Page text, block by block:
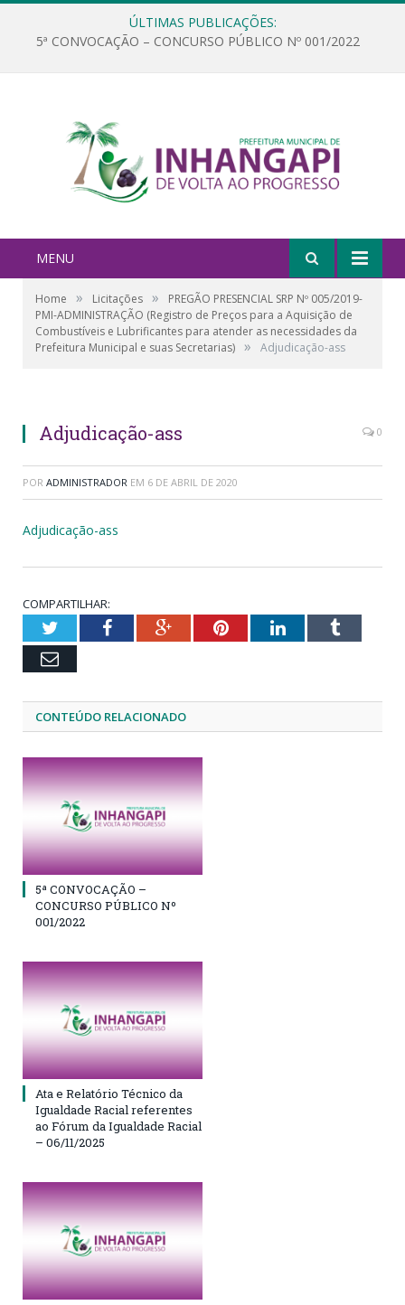
ÚLTIMAS PUBLICAÇÕES:
5ª CONVOCAÇÃO – CONCURSO PÚBLICO Nº 001/2022
MENU
Home » Licitações »
PREGÃO PRESENCIAL SRP Nº 005/2019-
PMI-ADMINISTRAÇÃO (Registro de Preços para a Aquisição de
Combustíveis e Lubrificantes para atender as necessidades da
Prefeitura Municipal e suas Secretarias) » Adjudicação-ass
Adjudicação-ass 0
POR ADMINISTRADOR EM 6 DE ABRIL DE 2020
Adjudicação-ass
COMPARTILHAR:
TwitterFacebookGoogle+PinterestLinkedInTumblr
Email
CONTEÚDO RELACIONADO
5ª CONVOCAÇÃO –
CONCURSO PÚBLICO Nº
001/2022
Ata e Relatório Técnico da
Igualdade Racial referentes
ao Fórum da Igualdade Racial
– 06/11/2025